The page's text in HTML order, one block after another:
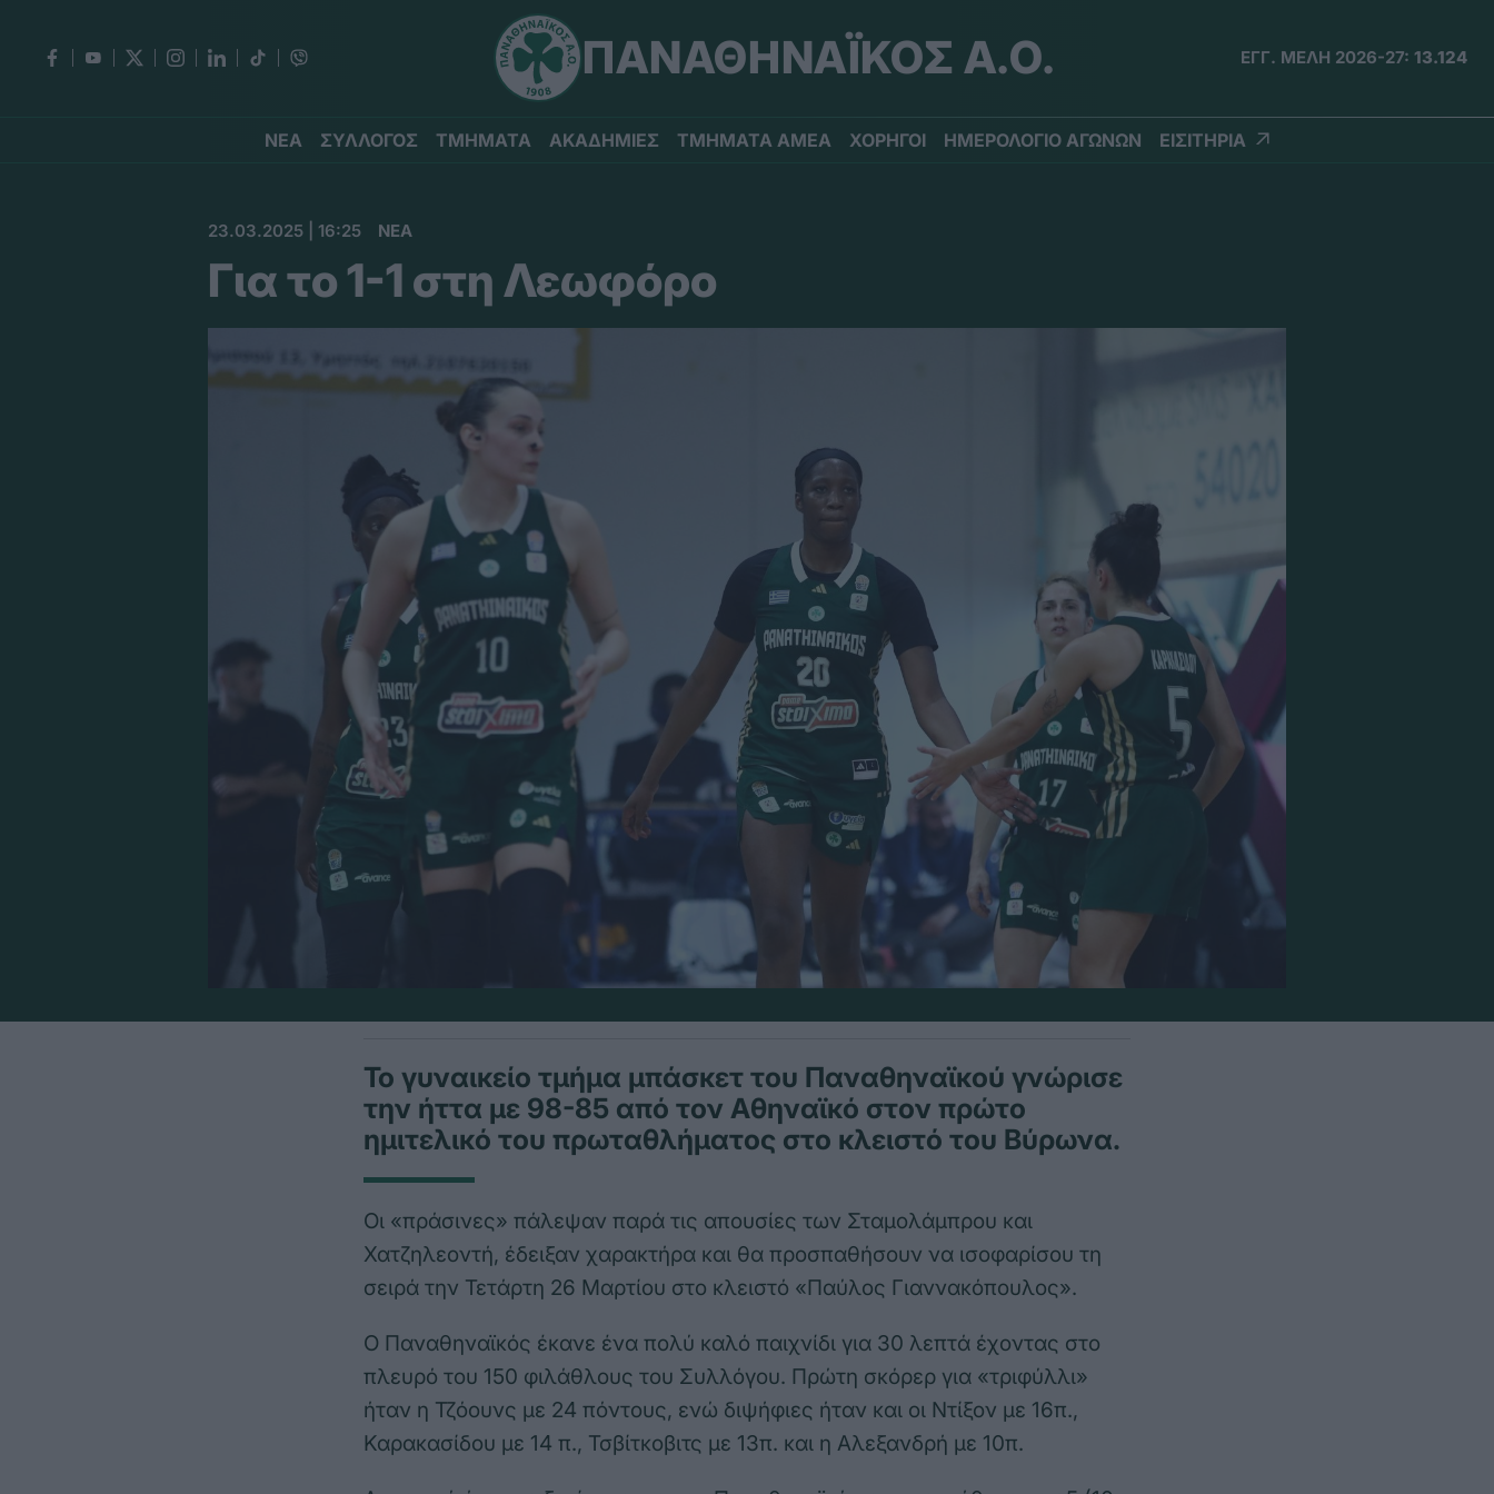
ΠΑΝΑΘΗΝΑΪΚΟΣ Α.Ο. ΕΓΓ. ΜΕΛΗ 2026-27: 13.124
ΝΕΑ ΣΥΛΛΟΓΟΣ ΤΜΗΜΑΤΑ ΑΚΑΔΗΜΙΕΣ ΤΜΗΜΑΤΑ ΑΜΕΑ ΧΟΡΗΓΟΙ ΗΜΕΡΟΛΟΓΙΟ ΑΓΩΝΩΝ ΕΙΣΙΤΗΡΙΑ
23.03.2025 | 16:25 ΝΕΑ
Για το 1-1 στη Λεωφόρο
Το γυναικείο τμήμα μπάσκετ του Παναθηναϊκού γνώρισε
την ήττα με 98-85 από τον Αθηναϊκό στον πρώτο
ημιτελικό του πρωταθλήματος στο κλειστό του Βύρωνα.
Οι «πράσινες» πάλεψαν παρά τις απουσίες των Σταμολάμπρου και
Χατζηλεοντή, έδειξαν χαρακτήρα και θα προσπαθήσουν να ισοφαρίσου τη
σειρά την Τετάρτη 26 Μαρτίου στο κλειστό «Παύλος Γιαννακόπουλος».
Ο Παναθηναϊκός έκανε ένα πολύ καλό παιχνίδι για 30 λεπτά έχοντας στο
πλευρό του 150 φιλάθλους του Συλλόγου. Πρώτη σκόρερ για «τριφύλλι»
ήταν η Τζόουνς με 24 πόντους, ενώ διψήφιες ήταν και οι Ντίξον με 16π.,
Καρακασίδου με 14 π., Τσβίτκοβιτς με 13π. και η Αλεξανδρή με 10π.